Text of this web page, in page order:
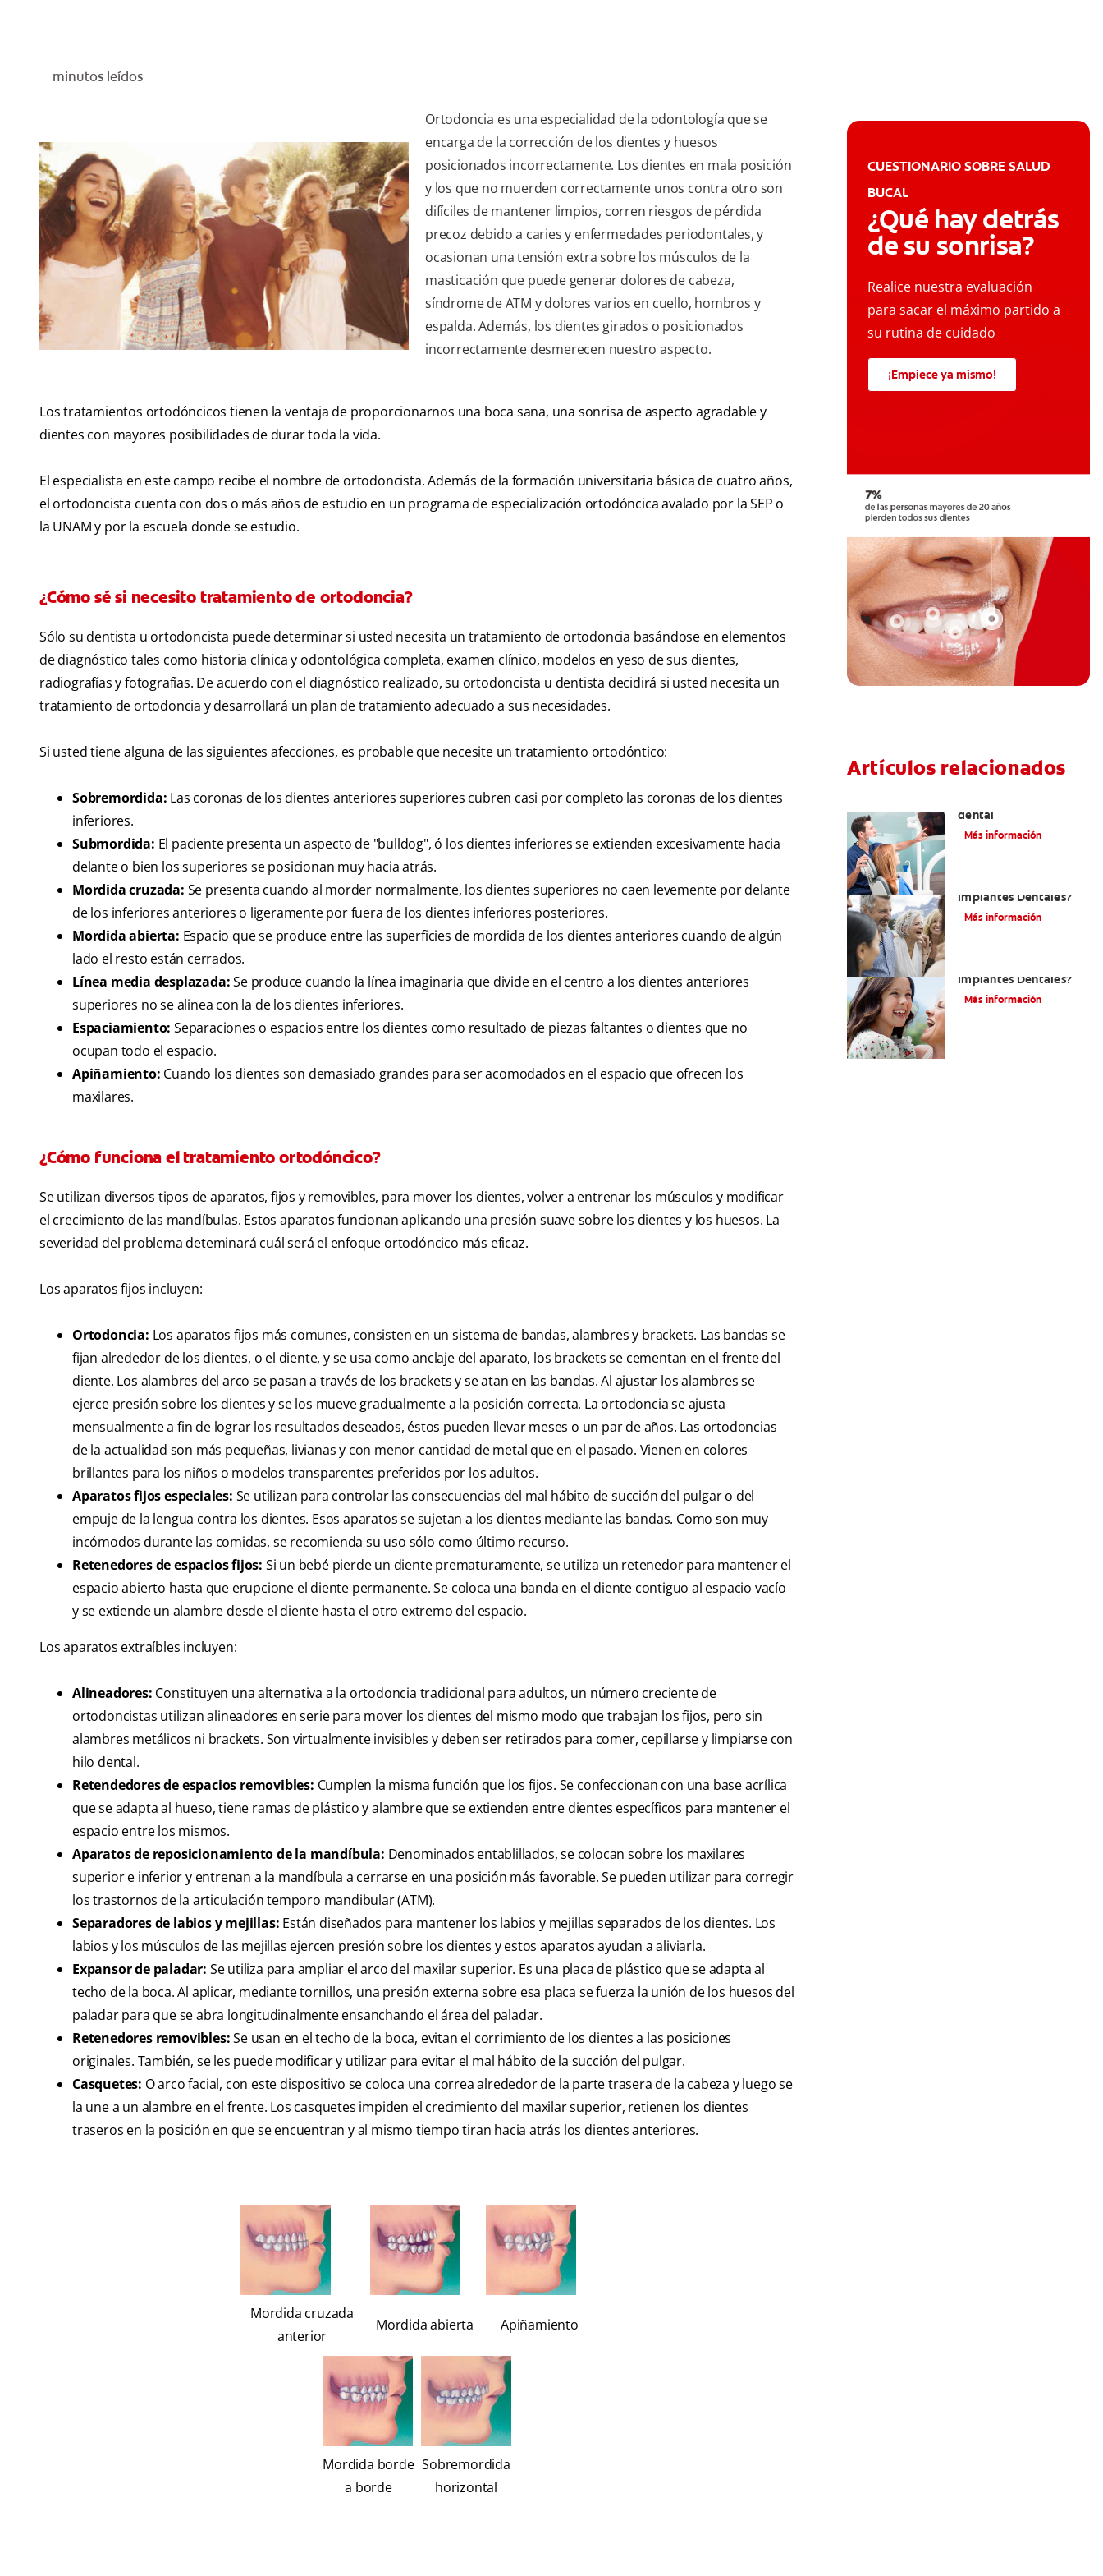
minutos leídos
Ortodoncia es una especialidad de la odontología que se
encarga de la corrección de los dientes y huesos
posicionados incorrectamente. Los dientes en mala posición
y los que no muerden correctamente unos contra otro son
difíciles de mantener limpios, corren riesgos de pérdida
precoz debido a caries y enfermedades periodontales, y
ocasionan una tensión extra sobre los músculos de la
masticación que puede generar dolores de cabeza,
síndrome de ATM y dolores varios en cuello, hombros y
espalda. Además, los dientes girados o posicionados
incorrectamente desmerecen nuestro aspecto.
Los tratamientos ortodóncicos tienen la ventaja de proporcionarnos una boca sana, una sonrisa de aspecto agradable y
dientes con mayores posibilidades de durar toda la vida.
El especialista en este campo recibe el nombre de ortodoncista. Además de la formación universitaria básica de cuatro años,
el ortodoncista cuenta con dos o más años de estudio en un programa de especialización ortodóncica avalado por la SEP o
la UNAM y por la escuela donde se estudio.
¿Cómo sé si necesito tratamiento de ortodoncia?
Sólo su dentista u ortodoncista puede determinar si usted necesita un tratamiento de ortodoncia basándose en elementos
de diagnóstico tales como historia clínica y odontológica completa, examen clínico, modelos en yeso de sus dientes,
radiografías y fotografías. De acuerdo con el diagnóstico realizado, su ortodoncista u dentista decidirá si usted necesita un
tratamiento de ortodoncia y desarrollará un plan de tratamiento adecuado a sus necesidades.
Si usted tiene alguna de las siguientes afecciones, es probable que necesite un tratamiento ortodóntico:
Sobremordida: Las coronas de los dientes anteriores superiores cubren casi por completo las coronas de los dientes
inferiores.
Submordida: El paciente presenta un aspecto de "bulldog", ó los dientes inferiores se extienden excesivamente hacia
delante o bien los superiores se posicionan muy hacia atrás.
Mordida cruzada: Se presenta cuando al morder normalmente, los dientes superiores no caen levemente por delante
de los inferiores anteriores o ligeramente por fuera de los dientes inferiores posteriores.
Mordida abierta: Espacio que se produce entre las superficies de mordida de los dientes anteriores cuando de algún
lado el resto están cerrados.
Línea media desplazada:Se produce cuando la línea imaginaria que divide en el centro a los dientes anteriores
superiores no se alinea con la de los dientes inferiores.
Espaciamiento: Separaciones o espacios entre los dientes como resultado de piezas faltantes o dientes que no
ocupan todo el espacio.
Apiñamiento: Cuando los dientes son demasiado grandes para ser acomodados en el espacio que ofrecen los
maxilares.
¿Cómo funciona el tratamiento ortodóncico?
Se utilizan diversos tipos de aparatos, fijos y removibles, para mover los dientes, volver a entrenar los músculos y modificar
el crecimiento de las mandíbulas. Estos aparatos funcionan aplicando una presión suave sobre los dientes y los huesos. La
severidad del problema deteminará cuál será el enfoque ortodóncico más eficaz.
Los aparatos fijos incluyen:
Ortodoncia: Los aparatos fijos más comunes, consisten en un sistema de bandas, alambres y brackets. Las bandas se
fijan alrededor de los dientes, o el diente, y se usa como anclaje del aparato, los brackets se cementan en el frente del
diente. Los alambres del arco se pasan a través de los brackets y se atan en las bandas. Al ajustar los alambres se
ejerce presión sobre los dientes y se los mueve gradualmente a la posición correcta. La ortodoncia se ajusta
mensualmente a fin de lograr los resultados deseados, éstos pueden llevar meses o un par de años. Las ortodoncias
de la actualidad son más pequeñas, livianas y con menor cantidad de metal que en el pasado. Vienen en colores
brillantes para los niños o modelos transparentes preferidos por los adultos.
Aparatos fijos especiales: Se utilizan para controlar las consecuencias del mal hábito de succión del pulgar o del
empuje de la lengua contra los dientes. Esos aparatos se sujetan a los dientes mediante las bandas. Como son muy
incómodos durante las comidas, se recomienda su uso sólo como último recurso.
Retenedores de espacios fijos: Si un bebé pierde un diente prematuramente, se utiliza un retenedor para mantener el
espacio abierto hasta que erupcione el diente permanente. Se coloca una banda en el diente contiguo al espacio vacío
y se extiende un alambre desde el diente hasta el otro extremo del espacio.
Los aparatos extraíbles incluyen:
Alineadores: Constituyen una alternativa a la ortodoncia tradicional para adultos, un número creciente de
ortodoncistas utilizan alineadores en serie para mover los dientes del mismo modo que trabajan los fijos, pero sin
alambres metálicos ni brackets. Son virtualmente invisibles y deben ser retirados para comer, cepillarse y limpiarse con
hilo dental.
Retendedores de espacios removibles: Cumplen la misma función que los fijos. Se confeccionan con una base acrílica
que se adapta al hueso, tiene ramas de plástico y alambre que se extienden entre dientes específicos para mantener el
espacio entre los mismos.
Aparatos de reposicionamiento de la mandíbula: Denominados entablillados, se colocan sobre los maxilares
superior e inferior y entrenan a la mandíbula a cerrarse en una posición más favorable. Se pueden utilizar para corregir
los trastornos de la articulación temporo mandibular (ATM).
Separadores de labios y mejillas: Están diseñados para mantener los labios y mejillas separados de los dientes. Los
labios y los músculos de las mejillas ejercen presión sobre los dientes y estos aparatos ayudan a aliviarla.
Expansor de paladar: Se utiliza para ampliar el arco del maxilar superior. Es una placa de plástico que se adapta al
techo de la boca. Al aplicar, mediante tornillos, una presión externa sobre esa placa se fuerza la unión de los huesos del
paladar para que se abra longitudinalmente ensanchando el área del paladar.
Retenedores removibles:Se usan en el techo de la boca, evitan el corrimiento de los dientes a las posiciones
originales. También, se les puede modificar y utilizar para evitar el mal hábito de la succión del pulgar.
Casquetes: O arco facial, con este dispositivo se coloca una correa alrededor de la parte trasera de la cabeza y luego se
la une a un alambre en el frente. Los casquetes impiden el crecimiento del maxilar superior, retienen los dientes
traseros en la posición en que se encuentran y al mismo tiempo tiran hacia atrás los dientes anteriores.
Mordida cruzada
anterior
Mordida abierta Apiñamiento
Mordida borde
a borde
Sobremordida
horizontal
CUESTIONARIO SOBRE SALUD
BUCAL
¿Qué hay detrás
de su sonrisa?
Realice nuestra evaluación
para sacar el máximo partido a
su rutina de cuidado
¡Empiece ya mismo!
Artículos relacionados
dental
Más información
Implantes Dentales?
Más información
Implantes Dentales?
Más información